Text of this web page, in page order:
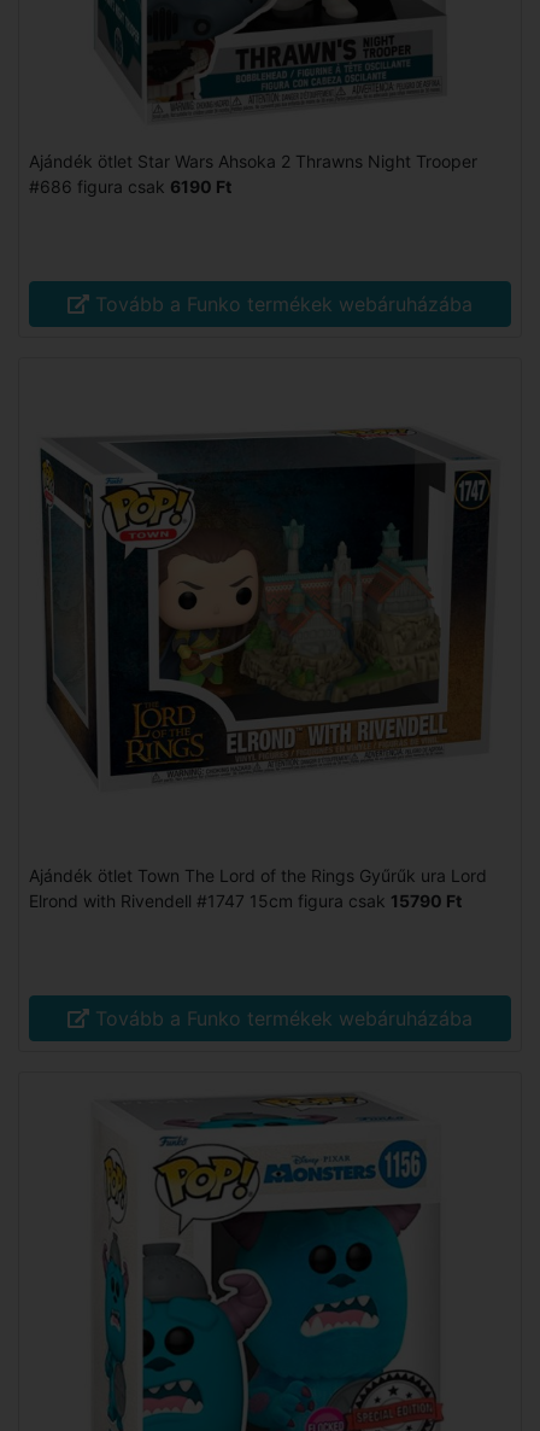
Ajándék ötlet Star Wars Ahsoka 2 Thrawns Night Trooper
#686 figura csak 6190 Ft
Tovább a Funko termékek webáruházába
Ajándék ötlet Town The Lord of the Rings Gyűrűk ura Lord
Elrond with Rivendell #1747 15cm figura csak 15790 Ft
Tovább a Funko termékek webáruházába